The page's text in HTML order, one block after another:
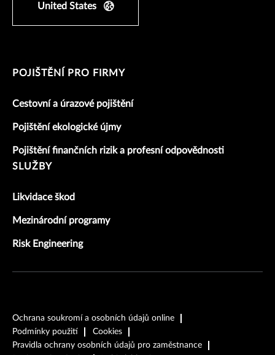
United States
POJIŠTĚNÍ PRO FIRMY
Cestovní a úrazové pojištění
Pojištění ekologické újmy
Pojištění finančních rizik a profesní odpovědnosti
SLUŽBY
Likvidace škod
Mezinárodní programy
Risk Engineering
Ochrana soukromí a osobních údajů online
Podmínky použití
Cookies
Pravidla ochrany osobních údajů pro zaměstnance